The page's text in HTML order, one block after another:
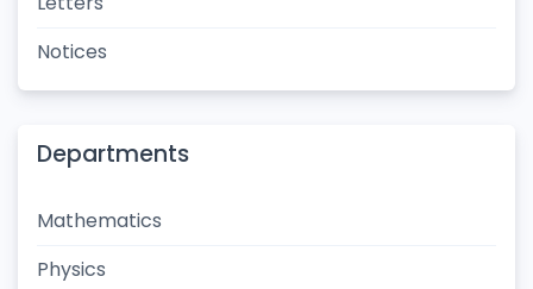
Notices
Departments
Mathematics
Physics